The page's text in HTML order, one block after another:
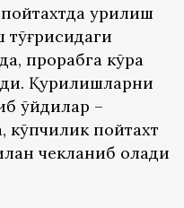
қурилиш
тўғрисидаги
прорабга кўра
Қурилишларни
қўйдилар –
кўпчилик пойтахт
чекланиб қолади